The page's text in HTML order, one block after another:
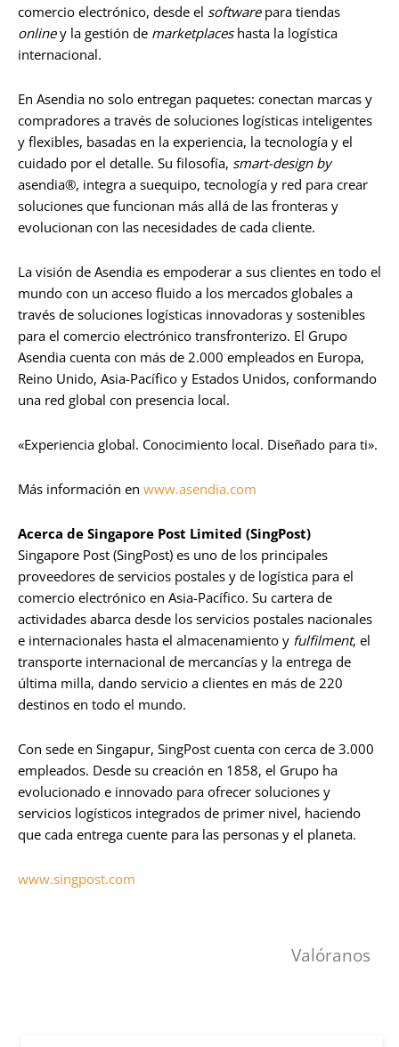
comercio electrónico, desde el software para tiendas
onliney la gestión de marketplaceshasta la logística
internacional.
En Asendia no solo entregan paquetes: conectan marcas y
compradores a través de soluciones logísticas inteligentes
y flexibles, basadas en la experiencia, la tecnología y el
cuidado por el detalle. Su filosofía, smart-design by
asendia®, integra a suequipo, tecnología y red para crear
soluciones que funcionan más allá de las fronteras y
evolucionan con las necesidades de cada cliente.
La visión de Asendia es empoderar a sus clientes en todo el
mundo con un acceso fluido a los mercados globales a
través de soluciones logísticas innovadoras y sostenibles
para el comercio electrónico transfronterizo. El Grupo
Asendia cuenta con más de 2.000 empleados en Europa,
Reino Unido, Asia-Pacífico y Estados Unidos, conformando
una red global con presencia local.
«Experiencia global. Conocimiento local. Diseñado para ti».
Más información en www.asendia.com
Acerca de Singapore Post Limited (SingPost)
Singapore Post (SingPost) es uno de los principales
proveedores de servicios postales y de logística para el
comercio electrónico en Asia-Pacífico. Su cartera de
actividades abarca desde los servicios postales nacionales
e internacionales hasta el almacenamiento y fulfilment, el
transporte internacional de mercancías y la entrega de
última milla, dando servicio a clientes en más de 220
destinos en todo el mundo.
Con sede en Singapur, SingPost cuenta con cerca de 3.000
empleados. Desde su creación en 1858, el Grupo ha
evolucionado e innovado para ofrecer soluciones y
servicios logísticos integrados de primer nivel, haciendo
que cada entrega cuente para las personas y el planeta.
www.singpost.com
Valóranos